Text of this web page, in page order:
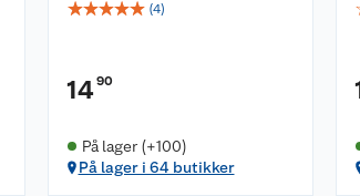
☆☆☆☆☆ (4)
1490
På lager (+100)
På lager i 64 butikker